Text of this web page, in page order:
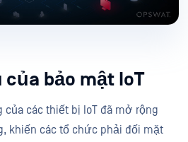
của bảo mật IoT
của các thiết bị IoT đã mở rộng
khiến các tổ chức phải đối mặt